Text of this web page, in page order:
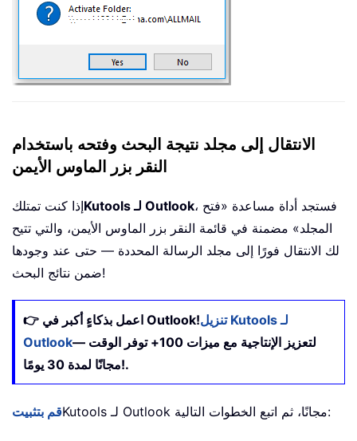
الانتقال إلى مجلد نتيجة البحث وفتحه باستخدام
النقر بزر الماوس الأيمن
إذا كنت تمتلك Kutools لـ Outlook، فستجد أداة مساعدة «فتح
المجلد» مضمنة في قائمة النقر بزر الماوس الأيمن، والتي تتيح
لك الانتقال فورًا إلى مجلد الرسالة المحددة — حتى عند وجودها
ضمن نتائج البحث!
👉 اعمل بذكاءٍ أكبر في Outlook!تنزيل Kutools لـ
Outlookلتعزيز الإنتاجية مع ميزات 100+ توفر الوقت —
مجانًا لمدة 30 يومًا!.
قم بتثبيت Kutools لـ Outlook مجانًا، ثم اتبع الخطوات التالية: